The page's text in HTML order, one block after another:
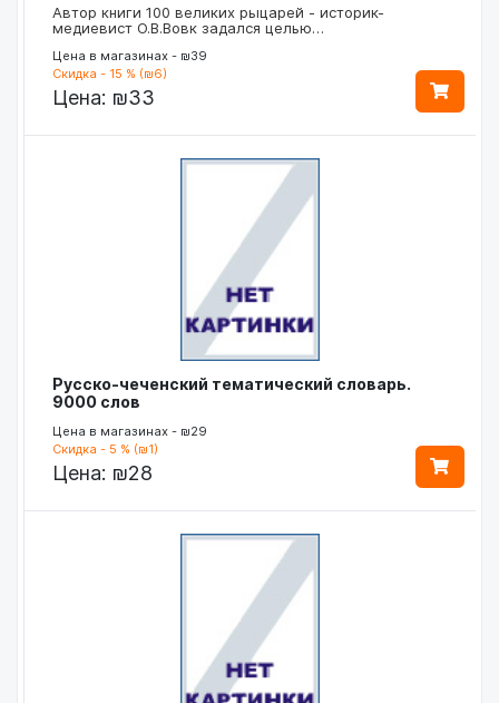
Автор книги 100 великих рыцарей - историк-
медиевист О.В.Вовк задался целью…
Цена в магазинах - ₪39
Скидка - 15 % (₪6)
Цена: ₪33
Русско-чеченский тематический словарь.
9000 слов
Цена в магазинах - ₪29
Скидка - 5 % (₪1)
Цена: ₪28